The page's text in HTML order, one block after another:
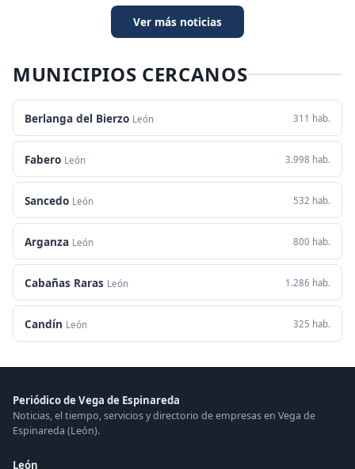
Ver más noticias
MUNICIPIOS CERCANOS
Berlanga del Bierzo León 311 hab.
Fabero León 3.998 hab.
Sancedo León 532 hab.
Arganza León 800 hab.
Cabañas Raras León 1.286 hab.
Candín León 325 hab.
Periódico de Vega de Espinareda
Noticias, el tiempo, servicios y directorio de empresas en Vega de
Espinareda (León).
León